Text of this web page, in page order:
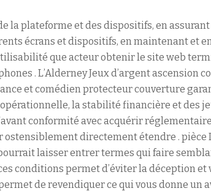
la plateforme et des dispositifs, en
écrans et dispositifs, en maintenant et
que acteur obtenir le site web
. L’Alderney Jeux d’argent ascension
et comédien protecteur couverture
la stabilité financière et des
conformité avec acquérir
ostensiblement directement étendre . pièce
laisser entrer termes qui faire
conditions permet d’éviter la déception
de revendiquer ce qui vous donne un